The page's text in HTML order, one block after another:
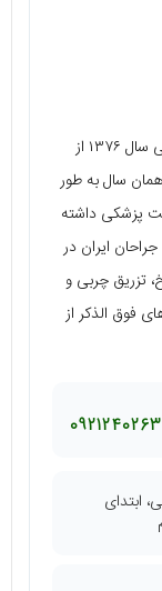
دکتر کاظم محقق فارغ التحصیل رشته پزشکی سال ۱۳۷۶ از
سال به طور
پزشکی داشته
ایران در
تزریق چربی و
فوق الذکر از
ابتدای